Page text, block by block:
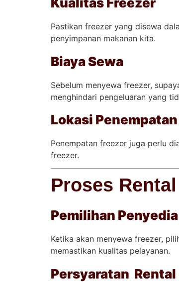
Pastikan freezer yang disewa
penyimpanan makanan kita.
Biaya Sewa
Sebelum menyewa freezer,
menghindari pengeluaran yang
Lokasi Penempatan
Penempatan freezer juga perlu
freezer.
Proses
Pemilihan
Ketika akan menyewa freezer,
memastikan kualitas pelayanan.
Persyaratan Rental